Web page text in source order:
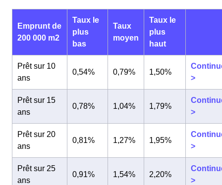
Emprunt de
200 000 m2
Taux le
plus
bas
Taux
moyen
Taux le
plus
haut
Prêt sur 10
ans
0,54% 0,79% 1,50%
>
Prêt sur 15
ans
0,78% 1,04% 1,79%
>
Prêt sur 20
ans
0,81% 1,27% 1,95%
>
Prêt sur 25
ans
0,91% 1,54% 2,20%
>